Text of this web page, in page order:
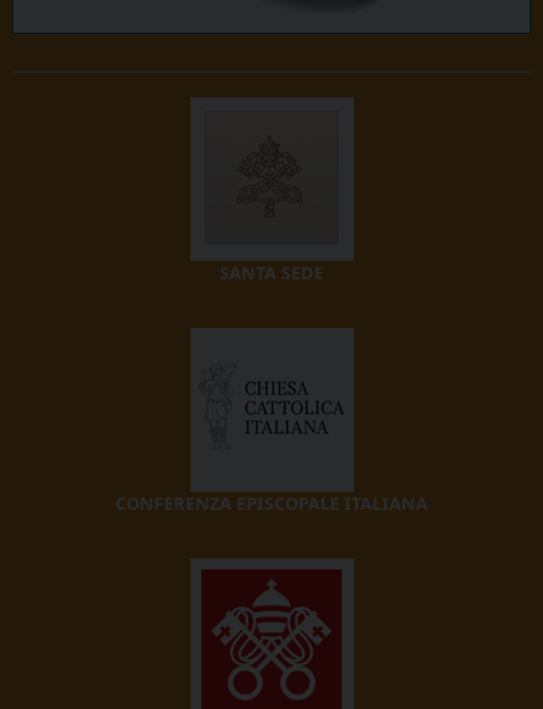
SANTA SEDE
CONFERENZA EPISCOPALE ITALIANA